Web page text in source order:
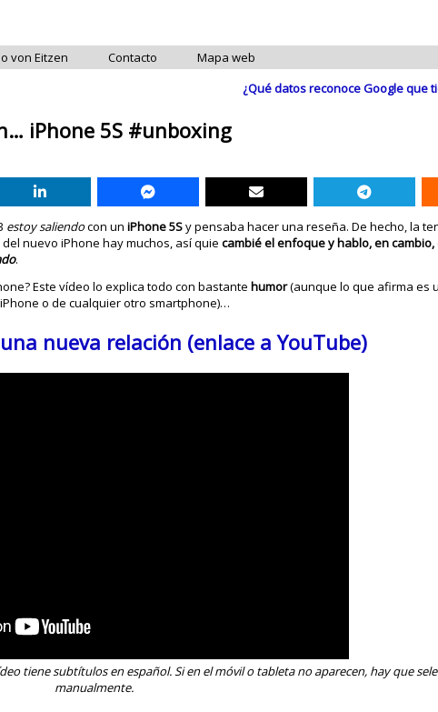
von Eitzen Contacto
Mapa web
¿Qué datos reconoce Google que
iPhone 5S #unboxing
estoy saliendocon uniPhone 5Sy pensaba hacer una reseña. De hecho, la
nuevo iPhone hay muchos, así quiecambié el enfoque y hablo, en
.
Este vídeo lo explica todo con bastantehumor(aunque lo que afirma es
o de cualquier otro smartphone)…
nueva relación (enlace aYouTube)
tiene subtítulos en español. Si en el móvil o tableta no aparecen, hay que
manualmente.